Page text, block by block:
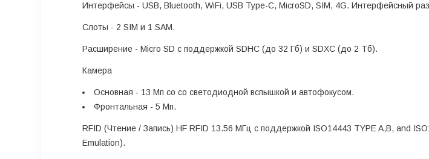
Интерфейсы - USB, Bluetooth, WiFi, USB Type-C, MicroSD, SIM, 4G. Интерфейсный
Слоты - 2 SIM и 1 SAM.
Расширение - Micro SD с поддержкой SDHC (до 32 Гб) и SDXC (до 2 Тб).
Камера
Основная - 13 Мп со со светодиодной вспышкой и автофокусом.
Фронтальная - 5 Мп.
RFID (Чтение / Запись) HF RFID 13.56 МГц с поддержкой ISO14443 TYPE A,B, and
Emulation).